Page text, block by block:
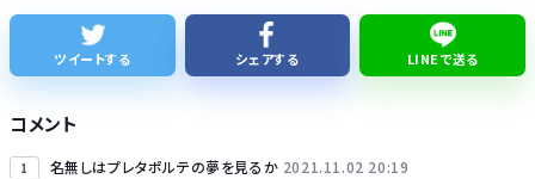
夏休みのラジオ体操の思ひ出
ツイートする シェアする LINEで送る
コメント
1 名無しはプレタポルテの夢を見るか 2021.11.02 20:19